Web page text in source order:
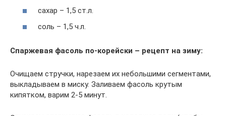
сахар – 1,5 ст.л.
соль – 1,5 ч.л.
Спаржевая фасоль по-корейски – рецепт на зиму:
Очищаем стручки, нарезаем их небольшими сегментами,
выкладываем в миску. Заливаем фасоль крутым
кипятком, варим 2-5 минут.